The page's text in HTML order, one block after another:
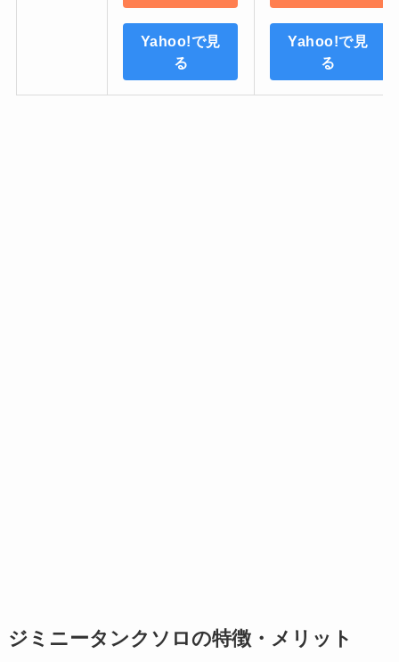
Yahoo!で見
る
Yahoo!で見
る
ジミニータンクソロの特徴・メリット